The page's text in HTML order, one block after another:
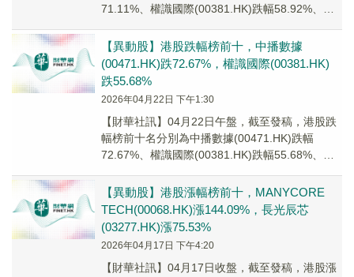
71.11%、權識國際(00381.HK)跌幅58.92%、中
【異動股】港股跌幅榜前十，中播數據
(00471.HK)跌72.67%，權識國際(00381.HK)
跌55.68%
2026年04月22日 下午1:30
【財華社訊】04月22日午盤，截至發稿，港股跌
幅榜前十名分別為中播數據(00471.HK)跌幅
72.67%、權識國際(00381.HK)跌幅55.68%、中
【異動股】港股漲幅榜前十，MANYCORE
TECH(00068.HK)漲144.09%，長光辰芯
(03277.HK)漲75.53%
2026年04月17日 下午4:20
【財華社訊】04月17日收盤，截至發稿，港股漲